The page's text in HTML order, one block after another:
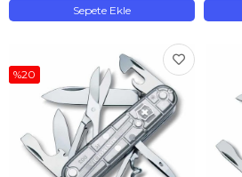
Sepete Ekle
%20